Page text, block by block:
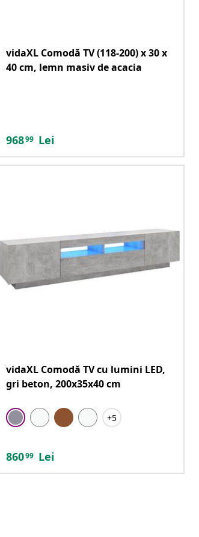
vidaXL Comodă TV (118-200) x 30 x
40 cm, lemn masiv de acacia
96899 Lei
vidaXL Comodă TV cu lumini LED,
gri beton, 200x35x40 cm
+5
86099 Lei